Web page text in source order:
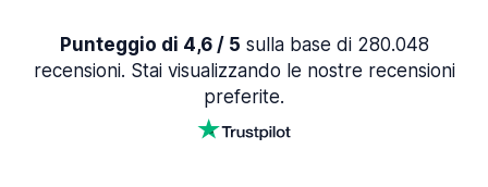
Punteggio di 4,6 / 5 sulla base di 280.048
recensioni. Stai visualizzando le nostre recensioni
preferite.